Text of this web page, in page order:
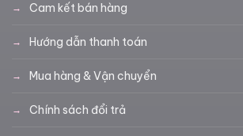
Cam kết bán hàng
Hướng dẫn thanh toán
Mua hàng & Vận chuyển
Chính sách đổi trả